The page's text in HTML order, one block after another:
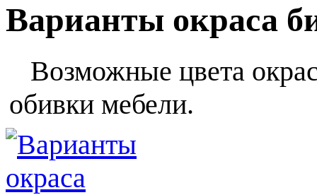
Варианты окраса
Возможные цвета
обивки мебели.